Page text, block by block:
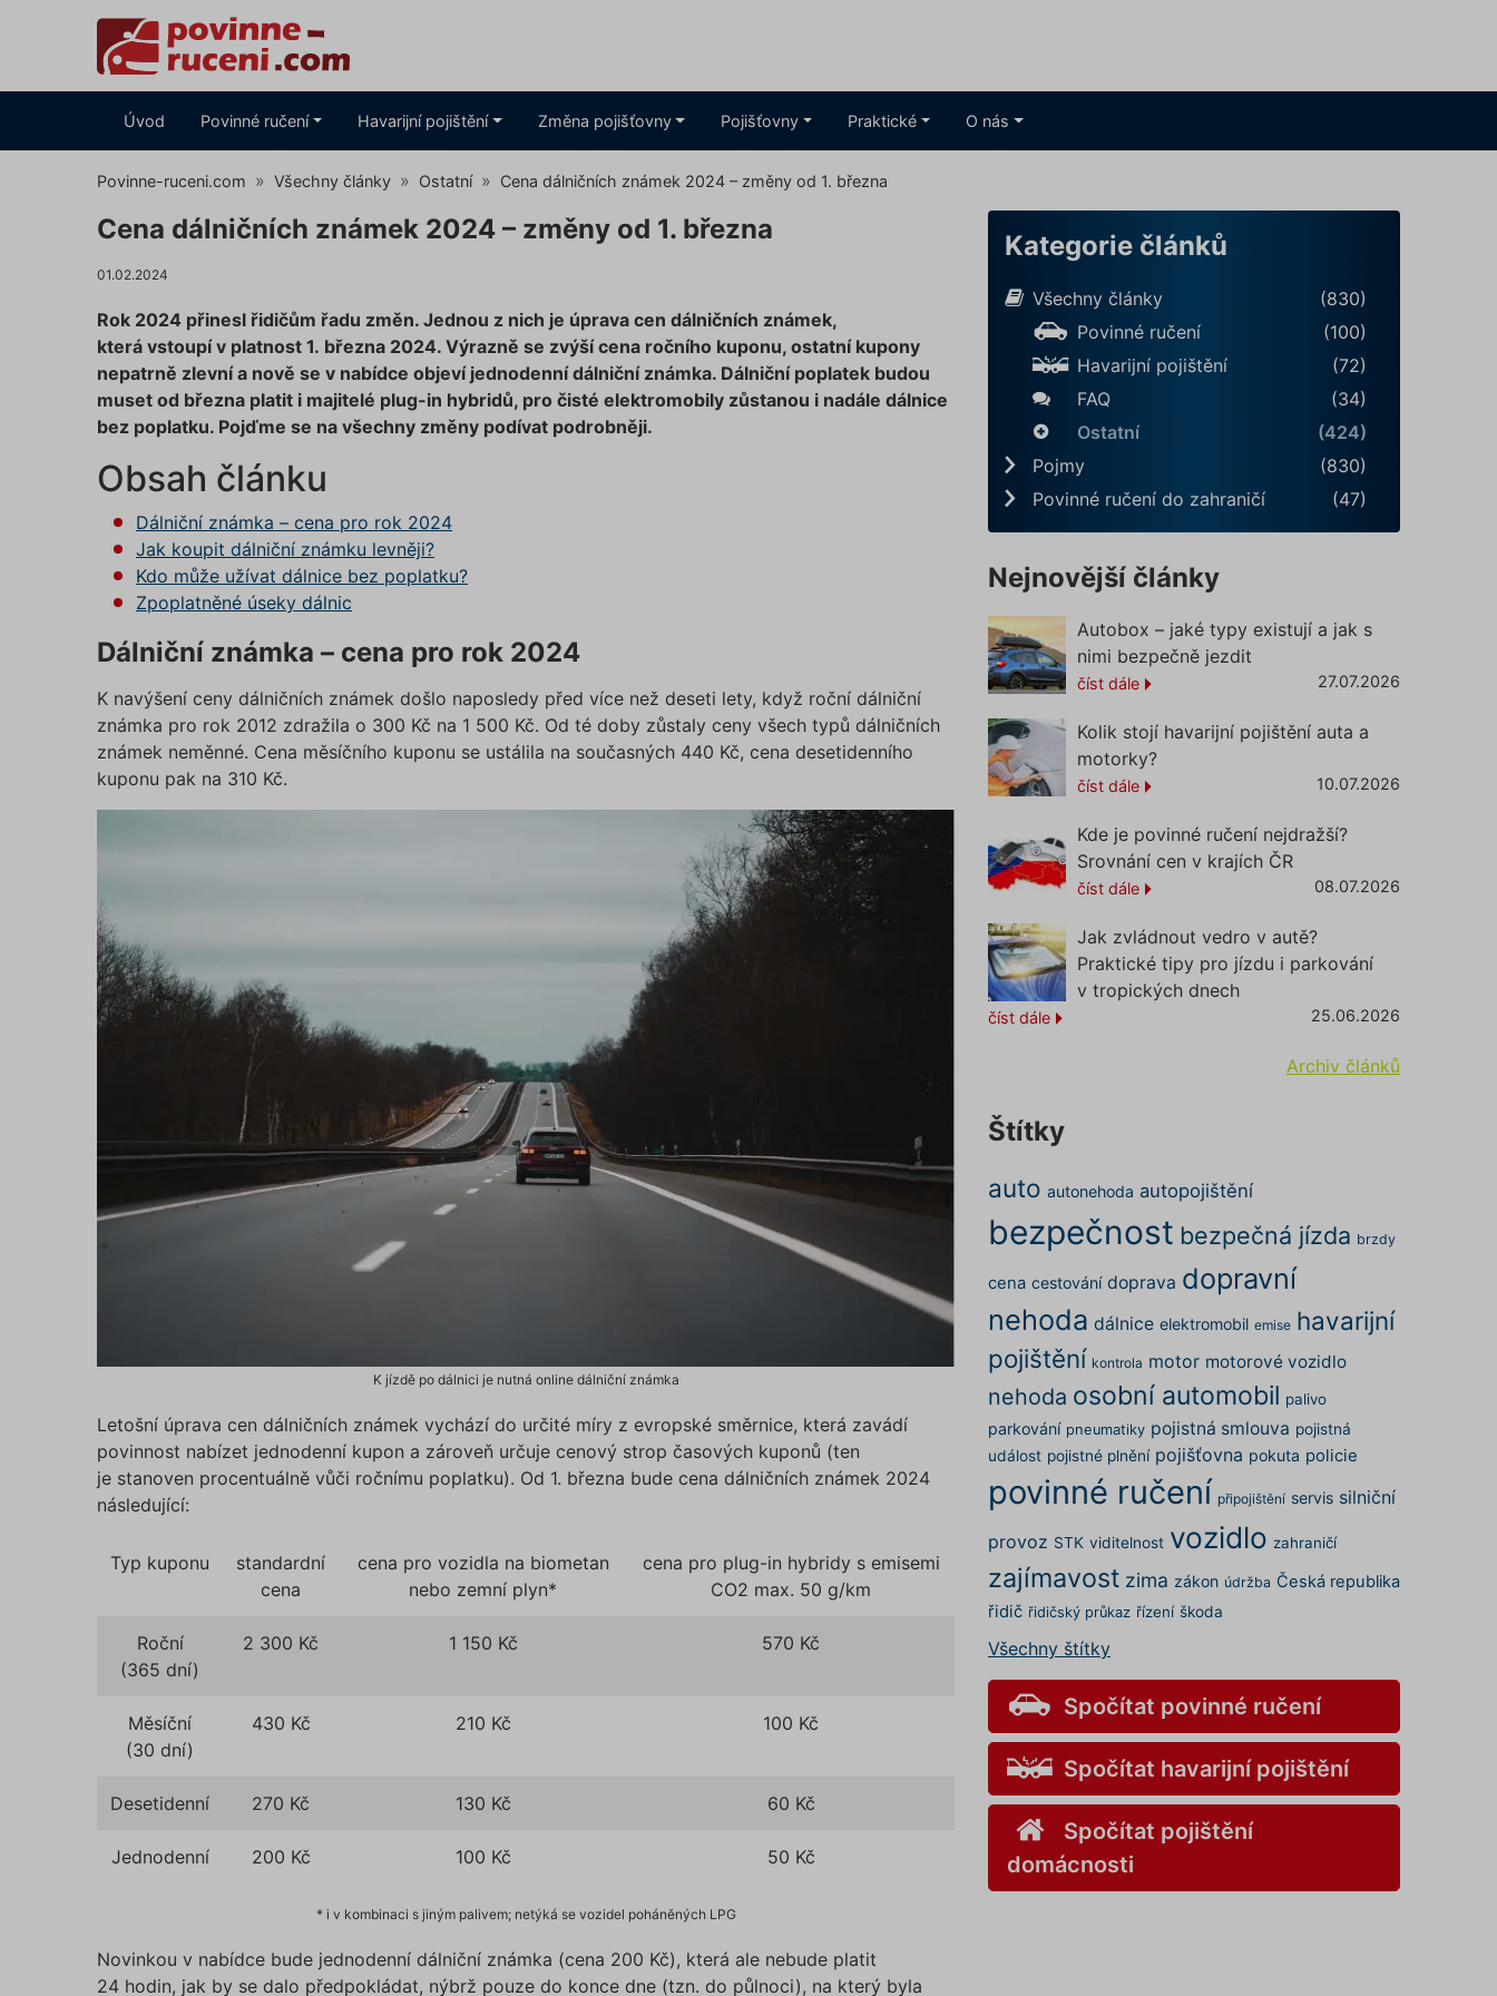
Úvod Povinné ručení Havarijní pojištění Změna pojišťovny Pojišťovny Praktické O nás
Povinne-ruceni.com Všechny články Ostatní Cena dálničních známek 2024 – změny od 1. března
Cena dálničních známek 2024 – změny od 1. března
01.02.2024
Rok 2024 přinesl řidičům řadu změn. Jednou z nich je úprava cen dálničních známek,
která vstoupí v platnost 1. března 2024. Výrazně se zvýší cena ročního kuponu, ostatní kupony
nepatrně zlevní a nově se v nabídce objeví jednodenní dálniční známka. Dálniční poplatek budou
muset od března platit i majitelé plug-in hybridů, pro čisté elektromobily zůstanou i nadále dálnice
bez poplatku. Pojďme se na všechny změny podívat podrobněji.
Obsah článku
Dálniční známka – cena pro rok 2024
Jak koupit dálniční známku levněji?
Kdo může užívat dálnice bez poplatku?
Zpoplatněné úseky dálnic
Dálniční známka – cena pro rok 2024
K navýšení ceny dálničních známek došlo naposledy před více než deseti lety, když roční dálniční
známka pro rok 2012 zdražila o 300 Kč na 1 500 Kč. Od té doby zůstaly ceny všech typů dálničních
známek neměnné. Cena měsíčního kuponu se ustálila na současných 440 Kč, cena desetidenního
kuponu pak na 310 Kč.
K jízdě po dálnici je nutná online dálniční známka
Letošní úprava cen dálničních známek vychází do určité míry z evropské směrnice, která zavádí
povinnost nabízet jednodenní kupon a zároveň určuje cenový strop časových kuponů (ten
je stanoven procentuálně vůči ročnímu poplatku). Od 1. března bude cena dálničních známek 2024
následující:
Typ kuponu
standardní
cena
cena pro vozidla na biometan
nebo zemní plyn*
cena pro plug-in hybridy s emisemi
CO2 max. 50 g/km
Roční
(365 dní)
2 300 Kč 1 150 Kč 570 Kč
Měsíční
(30 dní)
430 Kč 210 Kč 100 Kč
Desetidenní 270 Kč 130 Kč 60 Kč
Jednodenní 200 Kč 100 Kč 50 Kč
* i v kombinaci s jiným palivem; netýká se vozidel poháněných LPG
Novinkou v nabídce bude jednodenní dálniční známka (cena 200 Kč), která ale nebude platit
24 hodin, jak by se dalo předpokládat, nýbrž pouze do konce dne (tzn. do půlnoci), na který byla
Kategorie článků
Všechny články
(830)
Povinné ručení
(100)
Havarijní pojištění
(72)
FAQ
(34)
Ostatní
(424)
Pojmy
(830)
Povinné ručení do zahraničí
(47)
Nejnovější články
Autobox – jaké typy existují a jak s
nimi bezpečně jezdit
číst dále 27.07.2026
Kolik stojí havarijní pojištění auta a
motorky?
číst dále 10.07.2026
Kde je povinné ručení nejdražší?
Srovnání cen v krajích ČR
číst dále 08.07.2026
Jak zvládnout vedro v autě?
Praktické tipy pro jízdu i parkování
v tropických dnech
číst dále 25.06.2026
Archiv článků
Štítky
auto autonehoda autopojištění
bezpečnost bezpečná jízda brzdy
cena cestování doprava dopravní
nehoda dálnice elektromobil emise havarijní
pojištění kontrola motor motorové vozidlo
nehoda osobní automobil palivo
parkování pneumatiky pojistná smlouva pojistná
událost pojistné plnění pojišťovna pokuta policie
povinné ručení připojištění servis silniční
provoz STK viditelnost vozidlo zahraničí
zajímavost zima zákon údržba Česká republika
řidič řidičský průkaz řízení škoda
Všechny štítky
Spočítat povinné ručení
Spočítat havarijní pojištění
Spočítat pojištění
domácnosti